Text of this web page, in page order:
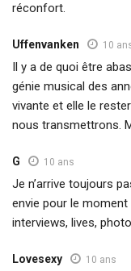
réconfort.
Uffenvanken 10
Il y a de quoi être
génie musical des
vivante et elle le
nous transmettrons.
G 10 ans
Je n’arrive toujours
envie pour le moment
interviews, lives,
Lovesexy 10 ans